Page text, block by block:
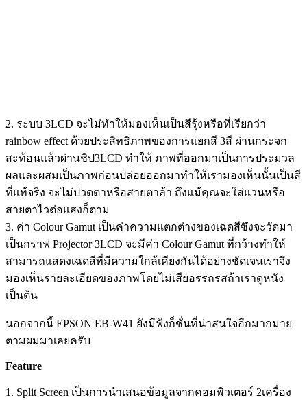
2. ระบบ 3LCD จะไม่ทำให้มองเห็นเป็นสีรุ้งหรือที่เรียกว่า
rainbow effect ด้วยประสิทธิภาพของการแยกสี 3สี ผ่านกระจก
สะท้อนแล้วผ่านชิป3LCD ทำให้ ภาพที่ออกมาเป็นการประมวล
ผลและผสมเป็นภาพก่อนปล่อยออกมาทำให้เรามองเห็นนั้นเป็นสี
ที่แท้จริง จะไม่ปวดตาหรือสายตาล้า ถึงแม้คุณจะใส่แวนหรือ
สายตาไวต่อแสงก็ตาม
3. ค่า Colour Gamut เป็นค่าความแตกต่างของเฉดสีซึงจะวัดมา
เป็นกราฟ Projector 3LCD จะมีค่า Colour Gamut ที่กว้างทำให้
สามารถแสดงเฉดสีที่มีความใกล้เคียงกันได้อย่างชัดเจนเราจึง
มองเห็นรายละเอียดของภาพโดยไม่เสียอรรถรสถ้าเราดูหนัง
เป็นต้น
นอกจากนี้ EPSON EB-W41 ยังมีฟังก็ชั่นที่น่าสนใจอีกมากมาย
ตามผมมาเลยครับ
Feature
1. Split Screen เป็นการนำเสนอข้อมูลจากคอมพิวเตอร์ 2เครื่อง